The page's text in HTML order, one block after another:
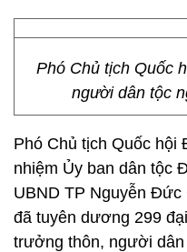
Phó Chủ tịch Quốc
người dân tộc
Phó Chủ tịch Quốc hội
nhiệm Ủy ban dân tộc
UBND TP Nguyễn Đức
đã tuyên dương 299
trưởng thôn, người